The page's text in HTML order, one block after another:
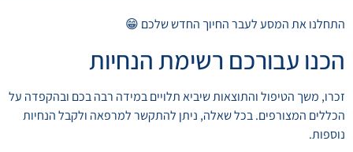
התחלנו את המסע לעבר החיוך החדש שלכם 😁
הכנו עבורכם רשימת הנחיות
זכרו, משך הטיפול והתוצאות שיביא תלויים במידה רבה בכם ובהקפדה על
הכללים המצורפים. בכל שאלה, ניתן להתקשר למרפאה ולקבל הנחיות
נוספות.